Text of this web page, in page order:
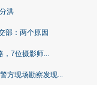
洪
部：两个原因
，7位摄影师...
方现场勘察发现...